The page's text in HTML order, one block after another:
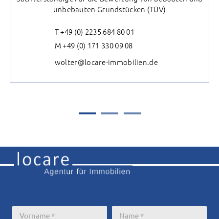
unbebauten Grundstücken (TÜV)
T +49 (0) 2235 684 80 01
M +49 (0) 171 330 09 08
wolter@locare-immobilien.de